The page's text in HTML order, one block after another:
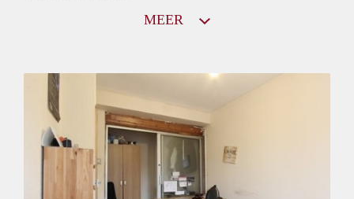
Huurtoeslag
Niet mogelijk
Inkomen eis
N.V.T.
Huurtermijn
Onbepaalde termijn
MEER